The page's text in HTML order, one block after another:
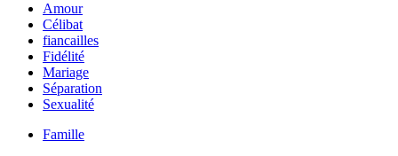
Amour
Célibat
fiancailles
Fidélité
Mariage
Séparation
Sexualité
Famille